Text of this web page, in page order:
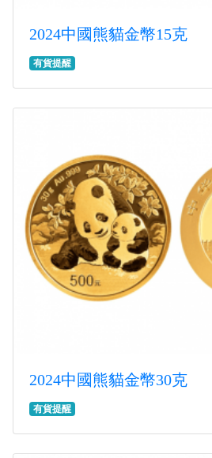
2024中國熊貓金幣15克
有貨提醒
2024中國熊貓金幣30克
有貨提醒